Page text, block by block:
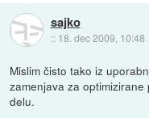
sajko
:: 18. dec 2009, 10:48
Mislim čisto tako iz
zamenjava za
delu.